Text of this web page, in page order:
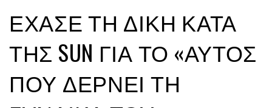
ΈΧΑΣΕ ΤΗ ΔΊΚΗ ΚΑΤΆ
ΤΗΣ SUN ΓΙΑ ΤΟ «ΑΥΤΌΣ
ΠΟΥ ΔΈΡΝΕΙ ΤΗ